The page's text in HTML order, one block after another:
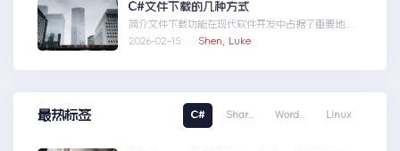
C#文件下载的几种方式
简介文件下载功能在现代软件开发中占据了重要地
位，无论是为用户提供资源、分发文档，还是实现数
2026-02-15 · Shen, Luke
最热标签 C# Shar.. Word.. Linux